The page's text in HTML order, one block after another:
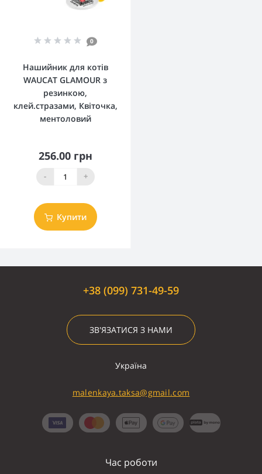
0
Нашийник для котів
WAUCAT GLAMOUR з
резинкою,
клей.стразами, Квіточка,
ментоловий
256.00 грн
- +
Купити
+38 (099) 731-49-59
ЗВ'ЯЗАТИСЯ З НАМИ
Україна
malenkaya.taksa@gmail.com
Час роботи